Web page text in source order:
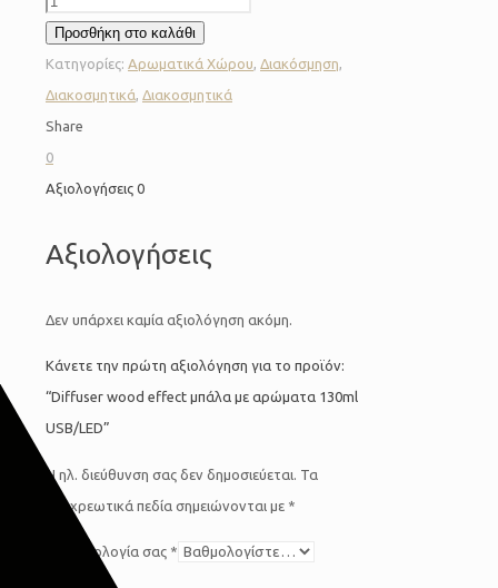
Προσθήκη στο καλάθι
Κατηγορίες: Αρωματικά Χώρου, Διακόσμηση,
Διακοσμητικά, Διακοσμητικά
Share
0
Αξιολογήσεις 0
Αξιολογήσεις
Δεν υπάρχει καμία αξιολόγηση ακόμη.
Κάνετε την πρώτη αξιολόγηση για το προϊόν:
“Diffuser wood effect μπάλα με αρώματα 130ml
USB/LED”
Η ηλ. διεύθυνση σας δεν δημοσιεύεται. Τα
υποχρεωτικά πεδία σημειώνονται με *
Η βαθμολογία σας *